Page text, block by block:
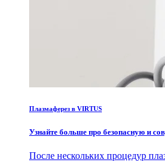
Плазмаферез в VIRTUS
Узнайте больше про безопасную и
После нескольких процедур